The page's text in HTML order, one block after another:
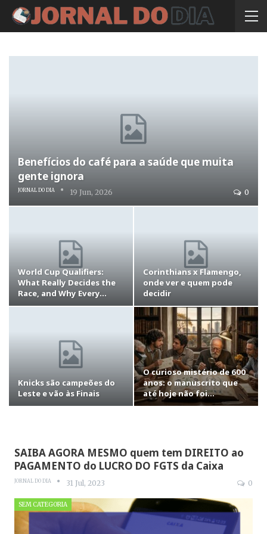
Benefícios do café para a saúde que muita
gente ignora
JORNAL DO DIA 19 Jun, 2026 0
World Cup Qualifiers:
What Really Decides the
Race, and Why Every…
Corinthians x Flamengo,
onde ver e quem pode
decidir
Knicks são campeões do
Leste e vão às Finais
O curioso mistério de 600
anos: o manuscrito que
até hoje não foi…
SAIBA AGORA MESMO quem tem DIREITO ao
PAGAMENTO do LUCRO DO FGTS da Caixa
JORNAL DO DIA 31 Jul, 2023 0
SEM CATEGORIA